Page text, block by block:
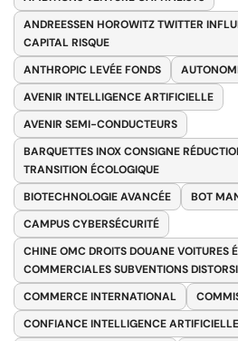
ANDREESSEN HOROWITZ TWITTER
CAPITAL RISQUE
ANTHROPIC LEVÉE FONDS
AVENIR INTELLIGENCE ARTIFICIELLE
AVENIR SEMI-CONDUCTEURS
BARQUETTES INOX CONSIGNE
TRANSITION ÉCOLOGIQUE
BIOTECHNOLOGIE AVANCÉE
BOT
CAMPUS CYBERSÉCURITÉ
CHINE OMC DROITS DOUANE VOITURES
COMMERCIALES SUBVENTIONS
COMMERCE INTERNATIONAL
CONFIANCE INTELLIGENCE ARTIFICIELLE